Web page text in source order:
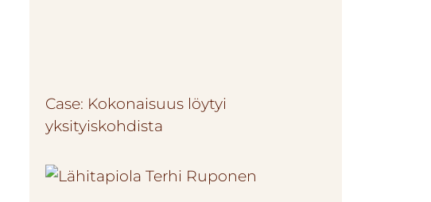
Case: Kokonaisuus löytyi
yksityiskohdista